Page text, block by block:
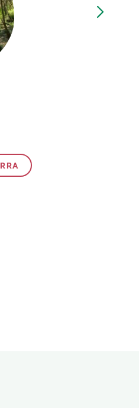
dels ecosistemes
de la terra